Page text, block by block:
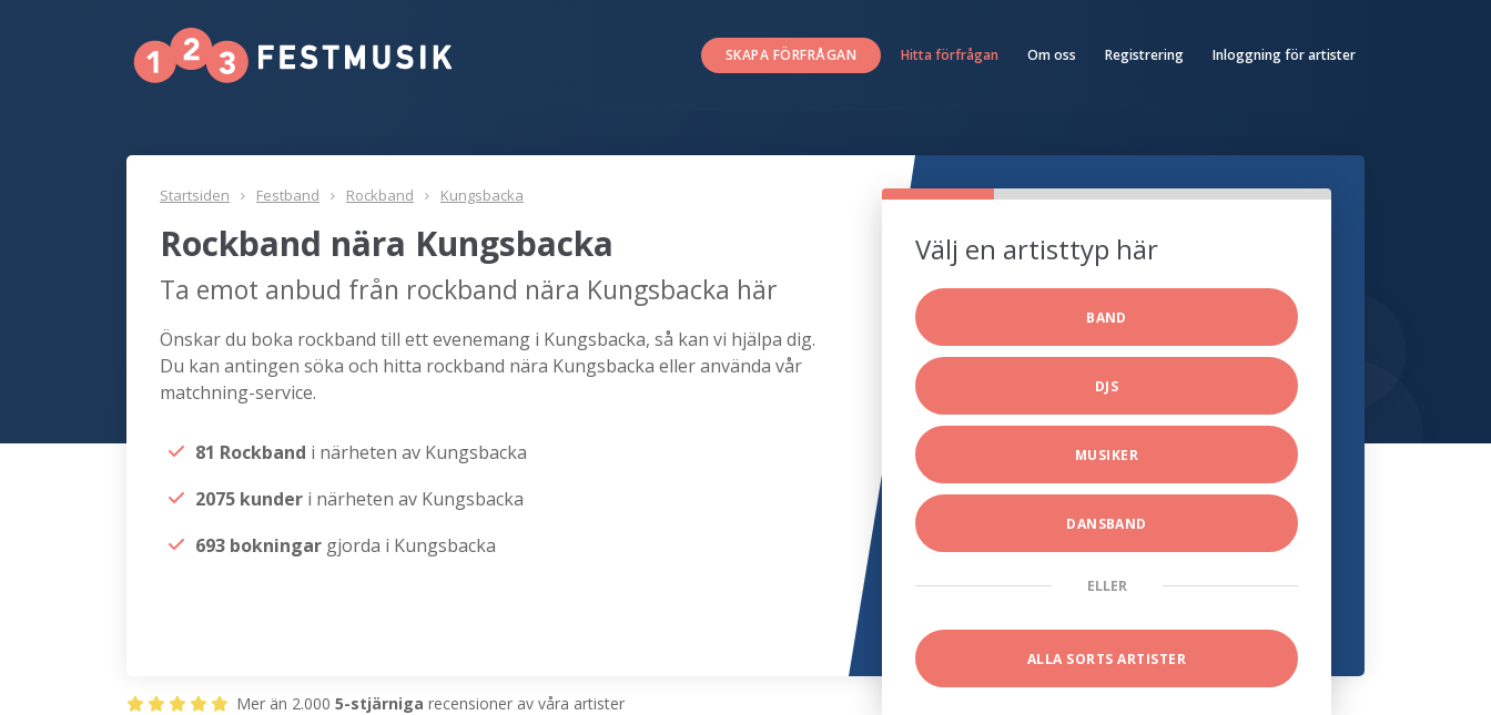
SKAPA FÖRFRÅGAN Hitta förfrågan Om oss Registrering Inloggning för artister
Startsiden Festband Rockband Kungsbacka
Rockband nära Kungsbacka
Ta emot anbud från rockband nära Kungsbacka här
Önskar du boka rockband till ett evenemang i Kungsbacka, så kan vi hjälpa dig.
Du kan antingen söka och hitta rockband nära Kungsbacka eller använda vår
matchning-service.
81 Rockband i närheten av Kungsbacka
2075 kunder i närheten av Kungsbacka
693 bokningar gjorda i Kungsbacka
Välj en artisttyp här
BAND
DJS
MUSIKER
DANSBAND
ELLER
ALLA SORTS ARTISTER
Mer än 2.000 5-stjärniga recensioner av våra artister